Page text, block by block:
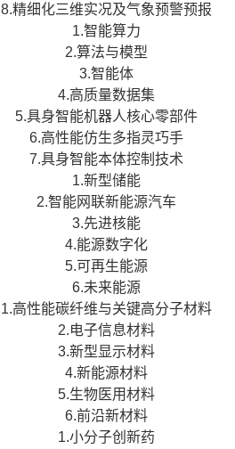
8.精细化三维实况及气象预警预报
1.智能算力
2.算法与模型
3.智能体
4.高质量数据集
5.具身智能机器人核心零部件
6.高性能仿生多指灵巧手
7.具身智能本体控制技术
1.新型储能
2.智能网联新能源汽车
3.先进核能
4.能源数字化
5.可再生能源
6.未来能源
1.高性能碳纤维与关键高分子材料
2.电子信息材料
3.新型显示材料
4.新能源材料
5.生物医用材料
6.前沿新材料
1.小分子创新药